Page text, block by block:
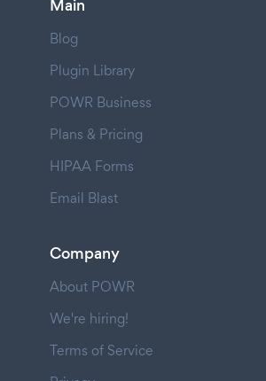
Main
Blog
Plugin Library
POWR Business
Plans & Pricing
HIPAA Forms
Email Blast
Company
About POWR
We're hiring!
Terms of Service